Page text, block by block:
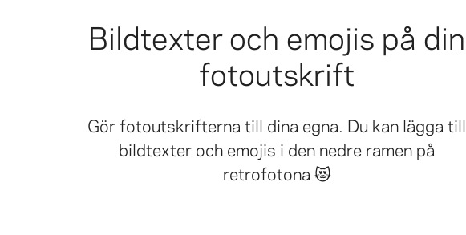
Bildtexter och emojis på din
fotoutskrift
Gör fotoutskrifterna till dina egna. Du kan lägga till
bildtexter och emojis i den nedre ramen på
retrofotona 😻